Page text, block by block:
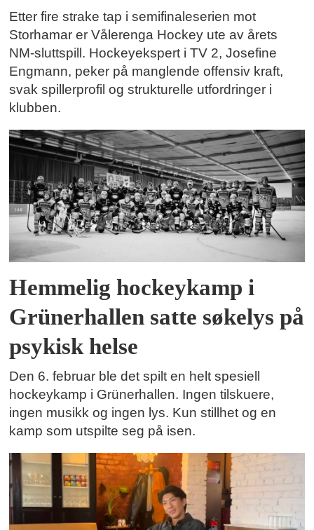
Etter fire strake tap i semifinaleserien mot
Storhamar er Vålerenga Hockey ute av årets
NM-sluttspill. Hockeyekspert i TV 2, Josefine
Engmann, peker på manglende offensiv kraft,
svak spillerprofil og strukturelle utfordringer i
klubben.
Hemmelig hockeykamp i
Grünerhallen satte søkelys på
psykisk helse
Den 6. februar ble det spilt en helt spesiell
hockeykamp i Grünerhallen. Ingen tilskuere,
ingen musikk og ingen lys. Kun stillhet og en
kamp som utspilte seg på isen.